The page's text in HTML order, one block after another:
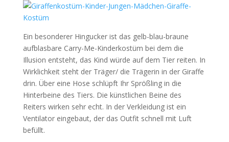
Ein besonderer Hingucker ist das gelb-blau-braune
aufblasbare Carry-Me-Kinderkostüm bei dem die
Illusion entsteht, das Kind würde auf dem Tier reiten. In
Wirklichkeit steht der Träger/ die Trägerin in der Giraffe
drin. Über eine Hose schlüpft Ihr Sprößling in die
Hinterbeine des Tiers. Die künstlichen Beine des
Reiters wirken sehr echt. In der Verkleidung ist ein
Ventilator eingebaut, der das Outfit schnell mit Luft
befüllt.